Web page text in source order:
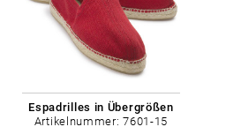
Espadrilles in Übergrößen
Artikelnummer: 7601-15